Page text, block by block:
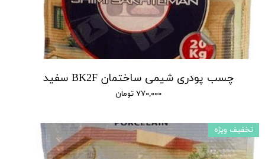
چسب پودری شیمی ساختمان BK2F سفید
۷۷۰,۰۰۰ تومان
تخفیف ویژه